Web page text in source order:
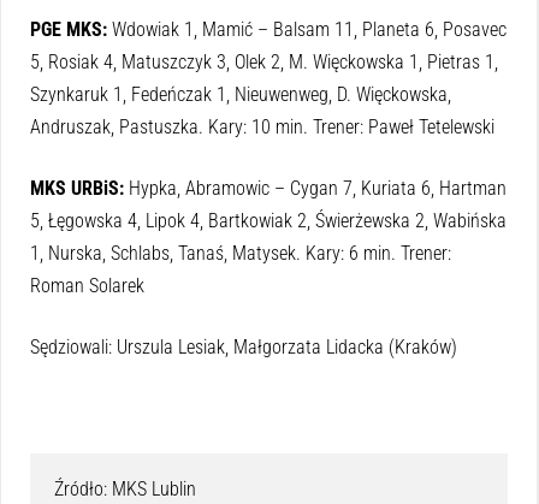
PGE MKS: Wdowiak 1, Mamić – Balsam 11, Planeta 6, Posavec
5, Rosiak 4, Matuszczyk 3, Olek 2, M. Więckowska 1, Pietras 1,
Szynkaruk 1, Fedeńczak 1, Nieuwenweg, D. Więckowska,
Andruszak, Pastuszka. Kary: 10 min. Trener: Paweł Tetelewski
MKS URBiS: Hypka, Abramowic – Cygan 7, Kuriata 6, Hartman
5, Łęgowska 4, Lipok 4, Bartkowiak 2, Świerżewska 2, Wabińska
1, Nurska, Schlabs, Tanaś, Matysek. Kary: 6 min. Trener:
Roman Solarek
Sędziowali: Urszula Lesiak, Małgorzata Lidacka (Kraków)
Źródło: MKS Lublin